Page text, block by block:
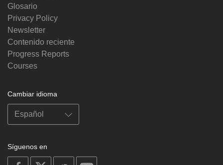
Glosario
Privacy Policy
Newsletter
Contenido reciente
Progress Reports
Courses
Cambiar idioma
Síguenos en
on